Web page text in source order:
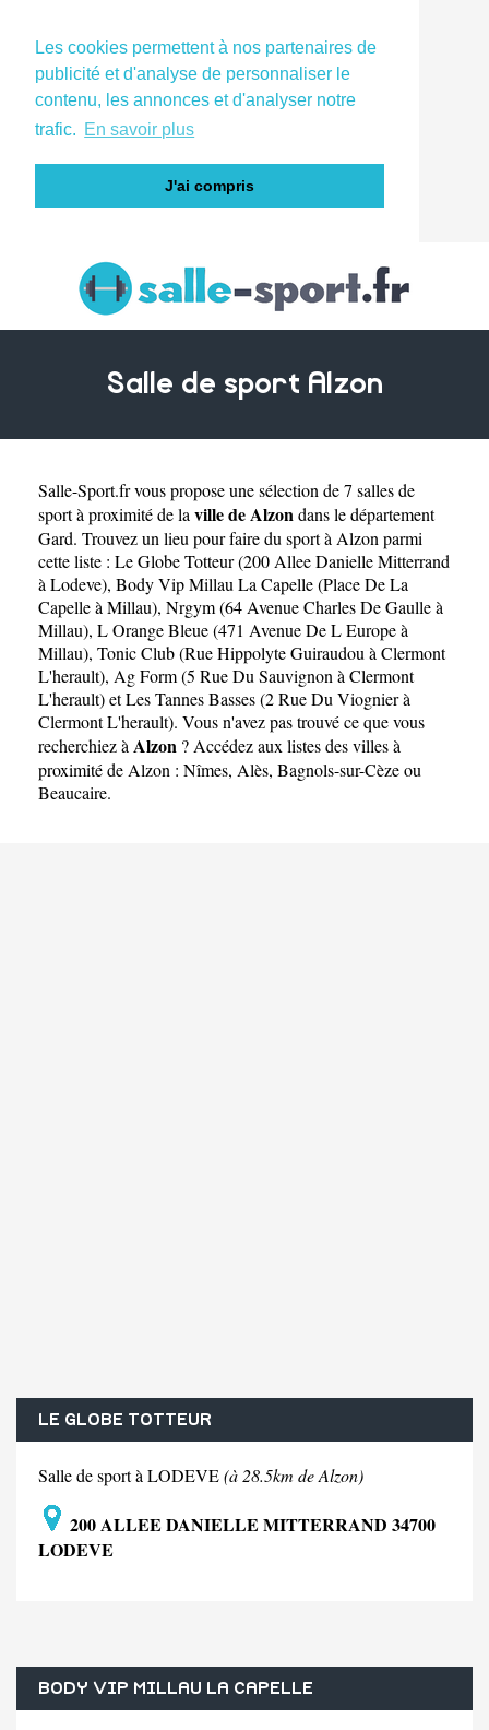
Les cookies permettent à nos partenaires de
publicité et d'analyse de personnaliser le
contenu, les annonces et d'analyser notre
trafic. En savoir plus
J'ai compris
Salle de sport Alzon
Salle-Sport.frvous propose une sélection de 7 salles de
sport à proximité de la ville de Alzondans le département
Gard. Trouvez un lieu pour faire du sport à Alzon parmi
cette liste : Le Globe Totteur (200 Allee Danielle Mitterrand
à Lodeve), Body Vip Millau La Capelle (Place De La
Capelle à Millau), Nrgym (64 Avenue Charles De Gaulle à
Millau), L Orange Bleue (471 Avenue De L Europe à
Millau), Tonic Club (Rue Hippolyte Guiraudou à Clermont
L'herault), Ag Form (5 Rue Du Sauvignon à Clermont
L'herault)etLes Tannes Basses (2 Rue Du Viognier à
Clermont L'herault). Vous n'avez pas trouvé ce que vous
recherchiez à Alzon ? Accédez aux listes des villes à
proximité de Alzon : Nîmes, Alès, Bagnols-sur-Cèzeou
Beaucaire.
LE GLOBE TOTTEUR
Salle de sport à LODEVE(à 28.5km de Alzon)
200 ALLEE DANIELLE MITTERRAND 34700
LODEVE
BODY VIP MILLAU LA CAPELLE